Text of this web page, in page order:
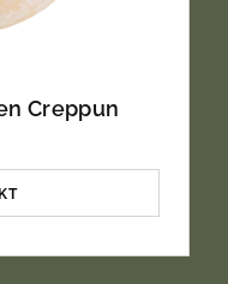
Creppun